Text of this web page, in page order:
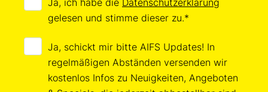
gelesen und stimme dieser zu.*
Ja, schickt mir bitte AIFS Updates! In
regelmäßigen Abständen versenden wir
kostenlos Infos zu Neuigkeiten, Angeboten